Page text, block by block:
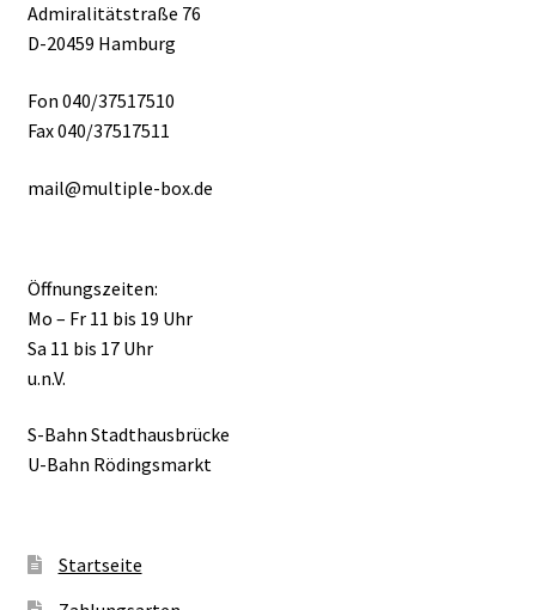
Admiralitätstraße 76
D-20459 Hamburg
Fon 040/37517510
Fax 040/37517511
mail@multiple-box.de
Öffnungszeiten:
Mo – Fr 11 bis 19 Uhr
Sa 11 bis 17 Uhr
u.n.V.
S-Bahn Stadthausbrücke
U-Bahn Rödingsmarkt
Startseite